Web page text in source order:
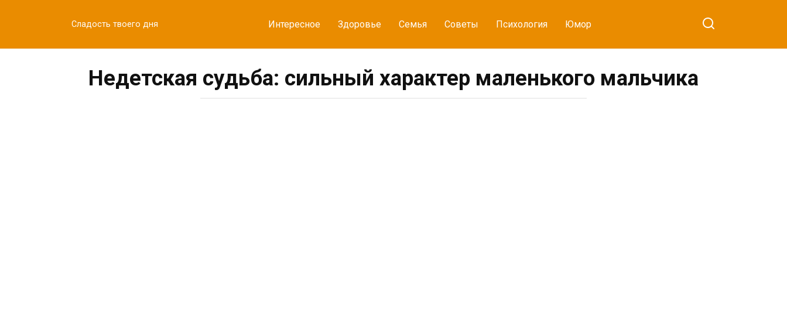
Сладость твоего дня Интересное Здоровье Семья Советы Психология Юмор
Недетская судьба: сильный характер маленького мальчика